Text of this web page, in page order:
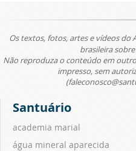
Os textos, fotos, artes e vídeos do
brasileira
Não reproduza o conteúdo em
impresso, sem
Santuário
academia marial
água mineral aparecida